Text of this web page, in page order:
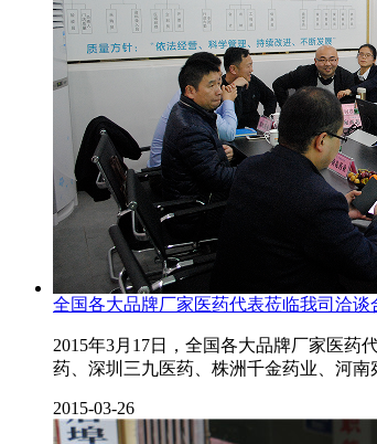
全国各大品牌厂家医药代表莅临我司洽谈
2015年3月17日，全国各大品牌厂家医
药、深圳三九医药、株洲千金药业、河
2015-03-26